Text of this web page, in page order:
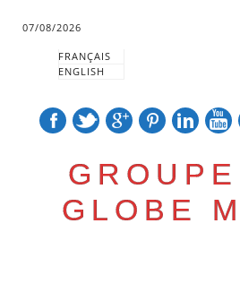
07/08/2026
FRANÇAIS
ENGLISH
GLOBE